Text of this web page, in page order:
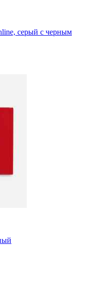
серый с черным